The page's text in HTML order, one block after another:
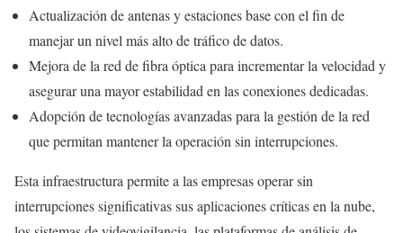
Actualización de antenas y estaciones base con el fin de
manejar un nivel más alto de tráfico de datos.
Mejora de la red de fibra óptica para incrementar la velocidad y
asegurar una mayor estabilidad en las conexiones dedicadas.
Adopción de tecnologías avanzadas para la gestión de la red
que permitan mantener la operación sin interrupciones.
Esta infraestructura permite a las empresas operar sin
interrupciones significativas sus aplicaciones críticas en la nube,